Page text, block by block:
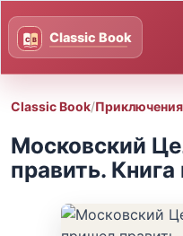
Classic Book/Приключения
Московский
править. Книга